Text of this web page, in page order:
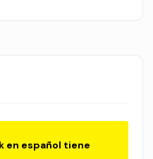
en español tiene